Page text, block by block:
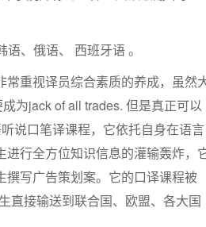
、俄语、 西班牙语 。
重视译员综合素质的养成，虽然
为jack of all trades. 但是真正可以
说口笔译课程，它依托自身在语言
行全方位知识信息的灌输轰炸，
写广告策划案。它的口译课程被
直接输送到联合国、欧盟、各大国